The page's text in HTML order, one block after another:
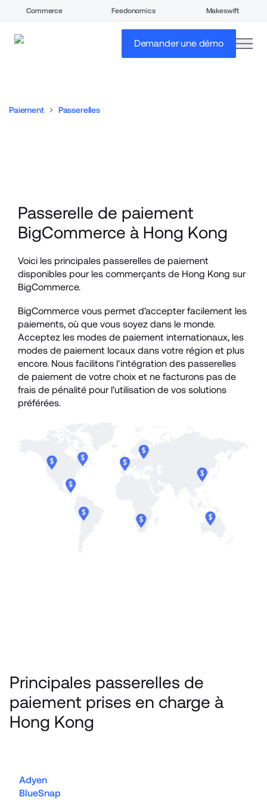
Commerce Feedonomics Makeswift
Demander une démo
Paiement Passerelles
Passerelle de paiement
BigCommerce à Hong Kong
Voici les principales passerelles de paiement
disponibles pour les commerçants de Hong Kong sur
BigCommerce.
BigCommerce vous permet d'accepter facilement les
paiements, où que vous soyez dans le monde.
Acceptez les modes de paiement internationaux, les
modes de paiement locaux dans votre région et plus
encore. Nous facilitons l'intégration des passerelles
de paiement de votre choix et ne facturons pas de
frais de pénalité pour l'utilisation de vos solutions
préférées.
Principales passerelles de
paiement prises en charge à
Hong Kong
Adyen
BlueSnap